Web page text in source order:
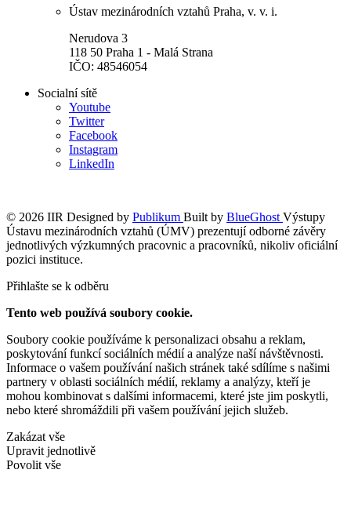
Ústav mezinárodních vztahů Praha, v. v. i.
Nerudova 3
118 50 Praha 1 - Malá Strana
IČO: 48546054
Socialní sítě
Youtube
Twitter
Facebook
Instagram
LinkedIn
© 2026 IIR Designed by Publikum Built by BlueGhost Výstupy
Ústavu mezinárodních vztahů (ÚMV) prezentují odborné závěry
jednotlivých výzkumných pracovnic a pracovníků, nikoliv oficiální
pozici instituce.
Přihlašte se k odběru
Tento web používá soubory cookie.
Soubory cookie používáme k personalizaci obsahu a reklam,
poskytování funkcí sociálních médií a analýze naší návštěvnosti.
Informace o vašem používání našich stránek také sdílíme s našimi
partnery v oblasti sociálních médií, reklamy a analýzy, kteří je
mohou kombinovat s dalšími informacemi, které jste jim poskytli,
nebo které shromáždili při vašem používání jejich služeb.
Zakázat vše
Upravit jednotlivě
Povolit vše